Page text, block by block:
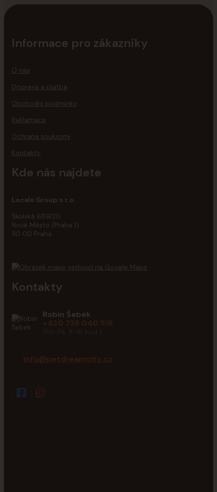
Informace pro zákazníky
O nás
Doprava a platba
Obchodní podmínky
Reklamace
Ochrana soukromí
Kontakty
Kde nás najdete
Localo Group s.r.o.
Školská 689/20
Nové Město (Praha 1)
110 00 Praha
Kontakty
Robin Šebek
+420 739 040 516
info@petdreamcity.cz